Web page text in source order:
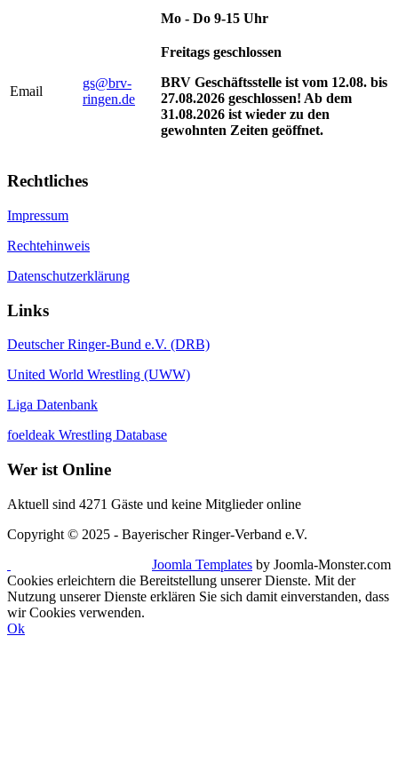
Mo - Do 9-15 Uhr
Email
gs@brv-
ringen.de
Freitags geschlossen
BRV Geschäftsstelle ist vom 12.08. bis
27.08.2026 geschlossen! Ab dem
31.08.2026 ist wieder zu den
gewohnten Zeiten geöffnet.
Rechtliches
Impressum
Rechtehinweis
Datenschutzerklärung
Links
Deutscher Ringer-Bund e.V. (DRB)
United World Wrestling (UWW)
Liga Datenbank
foeldeak Wrestling Database
Wer ist Online
Aktuell sind 4271 Gäste und keine Mitglieder online
Copyright © 2025 - Bayerischer Ringer-Verband e.V.
Joomla Templates by Joomla-Monster.com
Cookies erleichtern die Bereitstellung unserer Dienste. Mit der
Nutzung unserer Dienste erklären Sie sich damit einverstanden, dass
wir Cookies verwenden.
Ok